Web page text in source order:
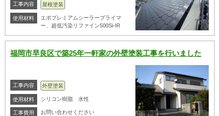
工事内容 屋根塗装
使用材料
エポプレミアムシーラープライマ
ー、超低汚染リファイン500Si-IR
福岡市早良区で築25年一軒家の外壁塗装工事を行いました
工事内容 外壁塗装
使用材料 シリコン樹脂 水性
工事費用 お問い合わせください